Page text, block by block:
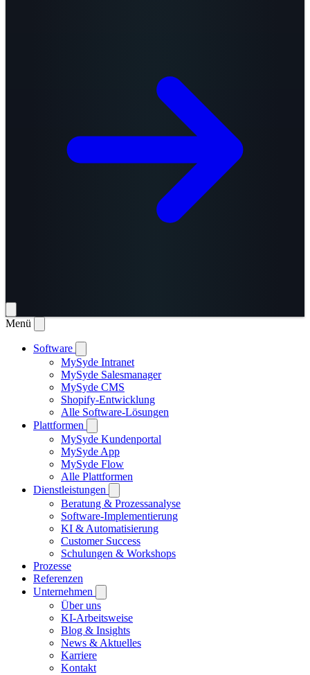
Menü
Software
MySyde Intranet
MySyde Salesmanager
MySyde CMS
Shopify-Entwicklung
Alle Software-Lösungen
Plattformen
MySyde Kundenportal
MySyde App
MySyde Flow
Alle Plattformen
Dienstleistungen
Beratung & Prozessanalyse
Software-Implementierung
KI & Automatisierung
Customer Success
Schulungen & Workshops
Prozesse
Referenzen
Unternehmen
Über uns
KI-Arbeitsweise
Blog & Insights
News & Aktuelles
Karriere
Kontakt